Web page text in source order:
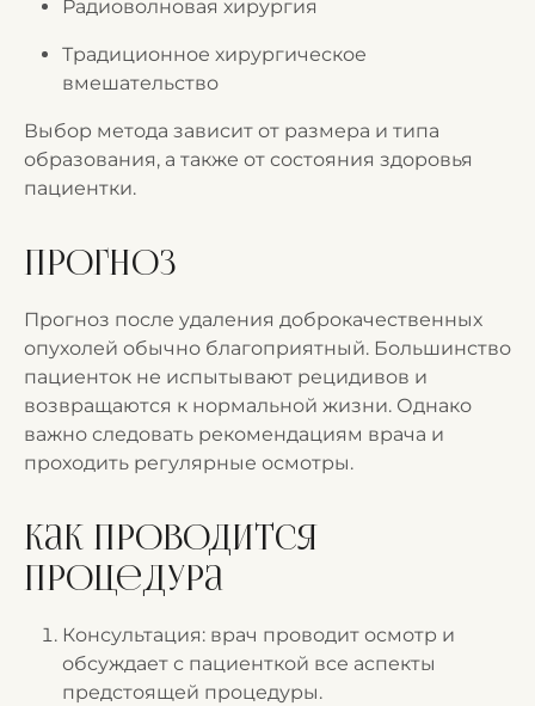
Радиоволновая хирургия
Традиционное хирургическое
вмешательство
Выбор метода зависит от размера и типа
образования, а также от состояния здоровья
пациентки.
Прогноз
Прогноз после удаления доброкачественных
опухолей обычно благоприятный. Большинство
пациенток не испытывают рецидивов и
возвращаются к нормальной жизни. Однако
важно следовать рекомендациям врача и
проходить регулярные осмотры.
Как проводится
процедура
Консультация: врач проводит осмотр и
обсуждает с пациенткой все аспекты
предстоящей процедуры.